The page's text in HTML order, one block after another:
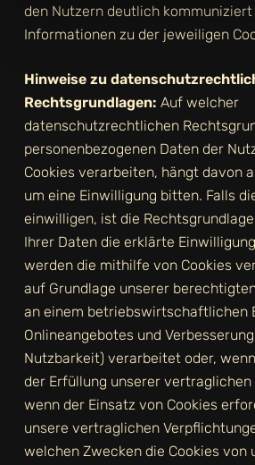
den Nutzern deutlich
Informationen zu der jeweiligen
Hinweise zu
Rechtsgrundlagen: Auf welcher
datenschutzrechtlichen
personenbezogenen Daten der
Cookies verarbeiten, hängt davon
um eine Einwilligung bitten. Falls
einwilligen, ist die
Ihrer Daten die erklärte
werden die mithilfe von Cookies
auf Grundlage unserer
an einem betriebswirtschaftlichen
Onlineangebotes und
Nutzbarkeit) verarbeitet oder,
der Erfüllung unserer
wenn der Einsatz von Cookies
unsere vertraglichen
welchen Zwecken die Cookies von